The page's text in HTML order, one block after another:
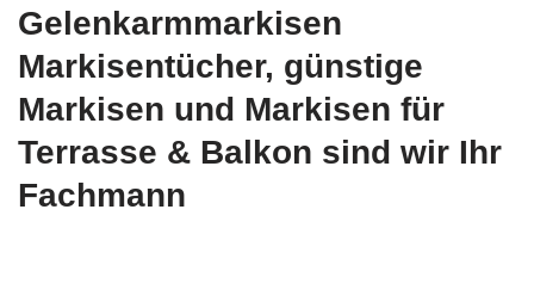
Gelenkarmmarkisen
Markisentücher, günstige
Markisen und Markisen für
Terrasse & Balkon sind wir Ihr
Fachmann